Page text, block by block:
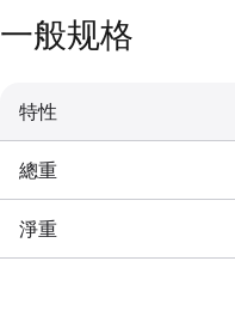
一般规格
特性
總重
淨重